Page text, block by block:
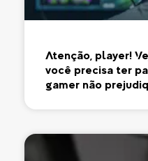
Atenção, player!
você precisa ter
gamer não